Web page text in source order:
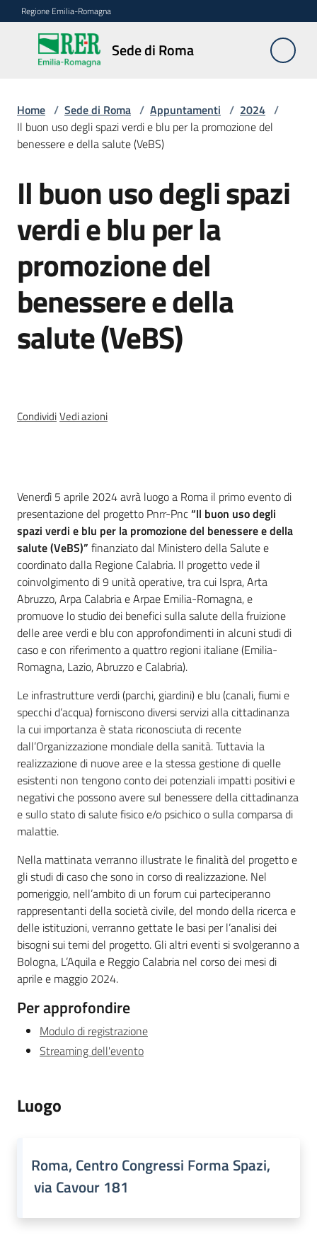
Vai al contenuto
Vai alla navigazione
Vai al footer
Regione Emilia-Romagna
Sede di Roma
Sede
di
Novità
Servizi
Sede
Conferenze
interistituzionali
Temi
Menu selezionato
Newsletter
Seguici
su
Regione
Emilia-
Romagna
Regione
Novità
Leggi Atti Bandi
Argomenti
Home / Sede di Roma / Appuntamenti / 2024 /
Il buon uso degli spazi verdi e blu per la promozione del
benessere e della salute (VeBS)
Salta al contenuto
Il buon uso degli spazi
verdi e blu per la
promozione del
benessere e della
salute (VeBS)
CondividiVedi azioni
Cos'è
Venerdì 5 aprile 2024 avrà luogo a Roma il primo evento di
presentazione del progetto Pnrr-Pnc“Il buon uso degli
spazi verdi e blu per la promozione del benessere e della
salute (VeBS)” finanziato dal Ministero della Salute e
coordinato dalla Regione Calabria. Il progetto vede il
coinvolgimento di 9 unità operative, tra cui Ispra, Arta
Abruzzo, Arpa Calabria e Arpae Emilia-Romagna, e
promuove lo studio dei benefici sulla salute della fruizione
delle aree verdi e blu con approfondimenti in alcuni studi di
caso e con riferimento a quattro regioni italiane (Emilia-
Romagna, Lazio, Abruzzo e Calabria).
Le infrastrutture verdi (parchi, giardini) e blu (canali, fiumi e
specchi d’acqua) forniscono diversi servizi alla cittadinanza
la cui importanza è stata riconosciuta di recente
dall’Organizzazione mondiale della sanità. Tuttavia la
realizzazione di nuove aree e la stessa gestione di quelle
esistenti non tengono conto dei potenziali impatti positivi e
negativi che possono avere sul benessere della cittadinanza
e sullo stato di salute fisico e/o psichico o sulla comparsa di
malattie.
Nella mattinata verranno illustrate le finalità del progetto e
gli studi di caso che sono in corso di realizzazione. Nel
pomeriggio, nell’ambito di un forum cui parteciperanno
rappresentanti della società civile, del mondo della ricerca e
delle istituzioni, verranno gettate le basi per l’analisi dei
bisogni sui temi del progetto. Gli altri eventi si svolgeranno a
Bologna, L’Aquila e Reggio Calabria nel corso dei mesi di
aprile e maggio 2024.
Per approfondire
Modulo di registrazione
Streaming dell'evento
Luogo
Roma, Centro Congressi Forma Spazi,
via Cavour 181